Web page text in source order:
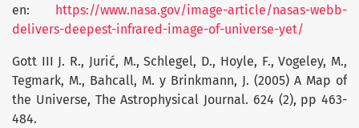
en:
https://www.nasa.gov/image-article/nasas-webb-
delivers-deepest-infrared-image-of-universe-yet/
Gott III J. R., Jurić, M., Schlegel, D., Hoyle, F., Vogeley, M.,
Tegmark, M., Bahcall, M. y Brinkmann, J. (2005) A Map of
the Universe, The Astrophysical Journal. 624 (2), pp 463-
484.